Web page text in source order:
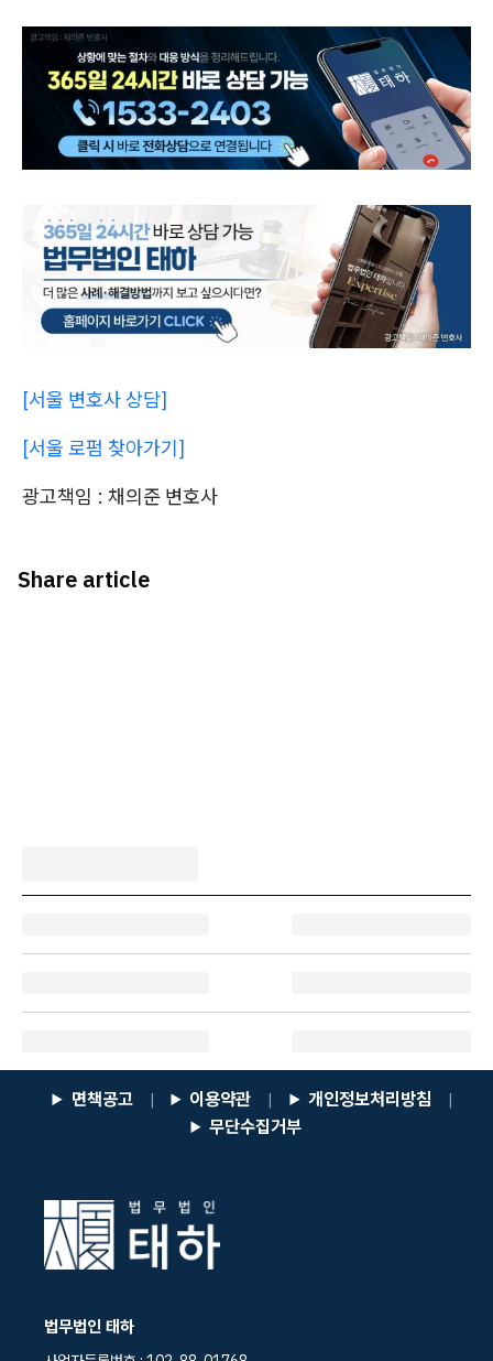
[서울 변호사 상담]
[서울 로펌 찾아가기]
광고책임 : 채의준 변호사
Share article
면책공고 | 이용약관 | 개인정보처리방침 |
무단수집거부
법무법인 태하